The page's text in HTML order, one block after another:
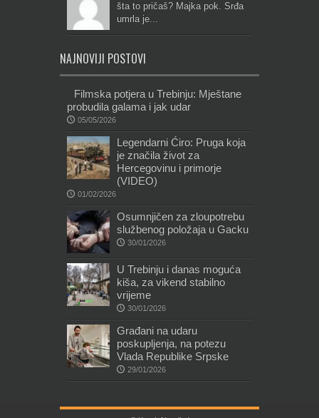
šta to pričaš? Majka pok. Srđa
umrla je...
NAJNOVIJI POSTOVI
Filmska potjera u Trebinju: Mještane
probudila galama i jak udar
05/05/2026
Legendarni Ćiro: Pruga koja
je značila život za
Hercegovinu i primorje
(VIDEO)
01/02/2026
Osumnjičen za zloupotrebu
službenog položaja u Gacku
30/01/2026
U Trebinju i danas moguća
kiša, za vikend stabilno
vrijeme
30/01/2026
Građani na udaru
poskupljenja, na potezu
Vlada Republike Srpske
29/01/2026